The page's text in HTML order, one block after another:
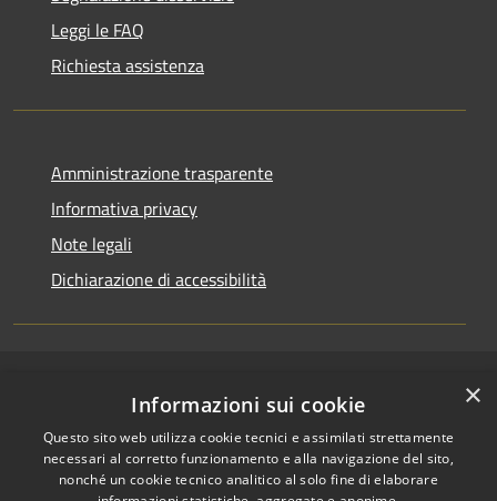
Leggi le FAQ
Richiesta assistenza
Amministrazione trasparente
Informativa privacy
Note legali
Dichiarazione di accessibilità
Privacy
Cookie
Copyright © 2026 • Comune di
Cerenzia • Powered by
Municipium•Accesso
redazione
×
Informazioni sui cookie
Questo sito web utilizza cookie tecnici e assimilati strettamente
necessari al corretto funzionamento e alla navigazione del sito,
nonché un cookie tecnico analitico al solo fine di elaborare